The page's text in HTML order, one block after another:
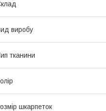
виробу
тканини
шкарпеток